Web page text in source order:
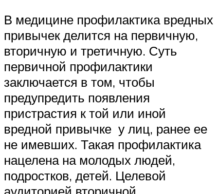
В медицине профилактика вредных
привычек делится на первичную,
вторичную и третичную. Суть
первичной профилактики
заключается в том, чтобы
предупредить появления
пристрастия к той или иной
вредной привычке у лиц, ранее ее
не имевших. Такая профилактика
нацелена на молодых людей,
подростков, детей. Целевой